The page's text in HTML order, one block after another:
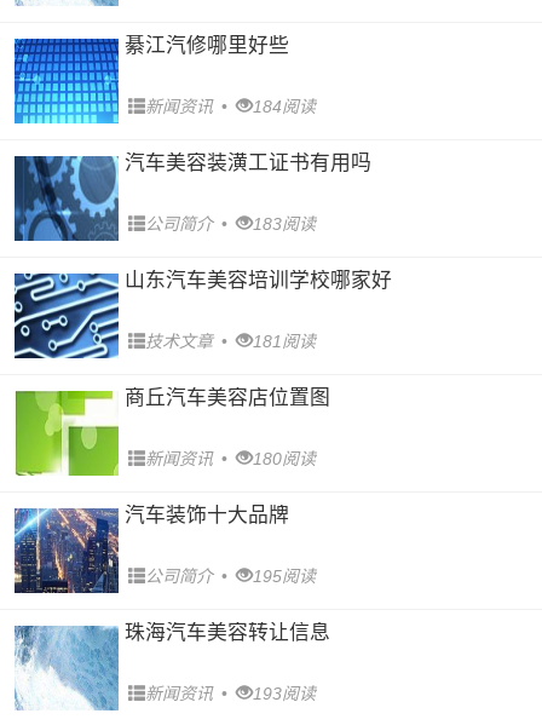
綦江汽修哪里好些
新闻资讯 • 184阅读
汽车美容装潢工证书有用吗
公司简介 • 183阅读
山东汽车美容培训学校哪家好
技术文章 • 181阅读
商丘汽车美容店位置图
新闻资讯 • 180阅读
汽车装饰十大品牌
公司简介 • 195阅读
珠海汽车美容转让信息
新闻资讯 • 193阅读